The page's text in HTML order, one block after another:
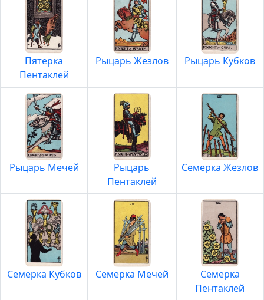
Пятерка
Пентаклей
Рыцарь Жезлов Рыцарь Кубков
Рыцарь Мечей
Рыцарь
Пентаклей
Семерка Жезлов
Семерка Кубков Семерка Мечей
Семерка
Пентаклей